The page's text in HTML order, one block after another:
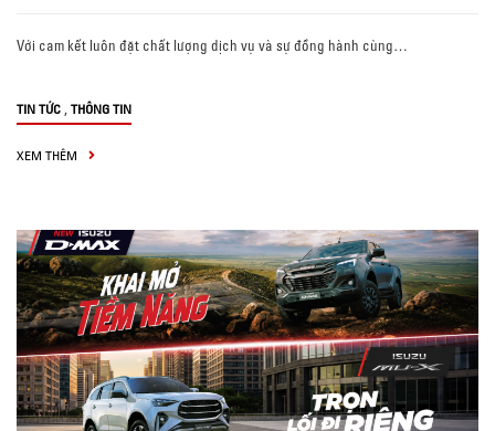
Với cam kết luôn đặt chất lượng dịch vụ và sự đồng hành cùng…
TIN TỨC , THÔNG TIN
XEM THÊM